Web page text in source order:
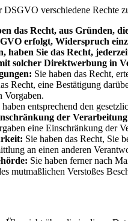
DSGVO verschiedene Rechte
das Recht, aus Gründen,
erfolgt, Widerspruch
haben Sie das Recht,
solcher Direktwerbung in
Sie haben das Recht,
Recht, eine Bestätigung
Vorgaben.
haben entsprechend den
der
eine Einschränkung der
Sie haben das Recht, Sie
an einen anderen
Sie haben ferner nach
mutmaßlichen Verstoßes